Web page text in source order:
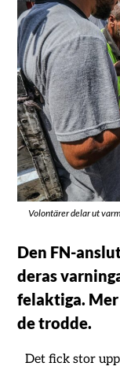
Volontärer delar ut
Den FN-
deras
felaktiga.
de trodde.
Det fick stor